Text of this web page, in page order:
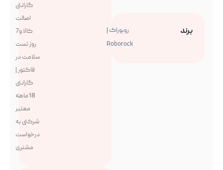
برند
روبوراک |
Roborock
گارانتی
اصالت
کالا و7
روز تست
سلامت در
فاکتور |
گارانتی
18ماهه
معتبر
شرکتی به
درخواست
مشتری